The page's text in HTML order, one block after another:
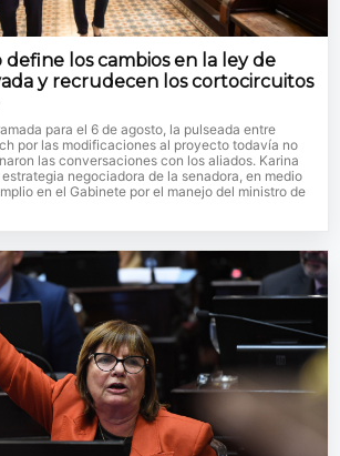
define los cambios en la ley de
y recrudecen los cortocircuitos
para el 6 de agosto, la pulseada entre
por las modificaciones al proyecto todavía no
las conversaciones con los aliados. Karina
negociadora de la senadora, en medio
en el Gabinete por el manejo del ministro de